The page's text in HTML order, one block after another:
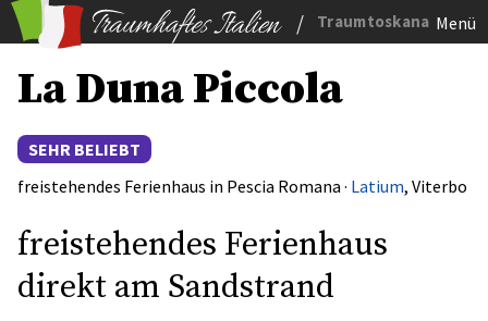
/ Traumtoskana Menü
La Duna Piccola
SEHR BELIEBT
freistehendes Ferienhaus in Pescia Romana · Latium, Viterbo
freistehendes Ferienhaus
direkt am Sandstrand